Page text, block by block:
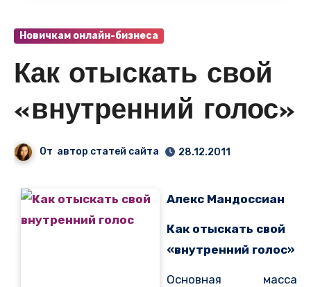
Новичкам онлайн-бизнеса
Как отыскать свой
«внутренний голос»
От автор статей сайта 28.12.2011
Алекс Мандоссиан
Как отыскать свой
«внутренний голос»
Основная масса